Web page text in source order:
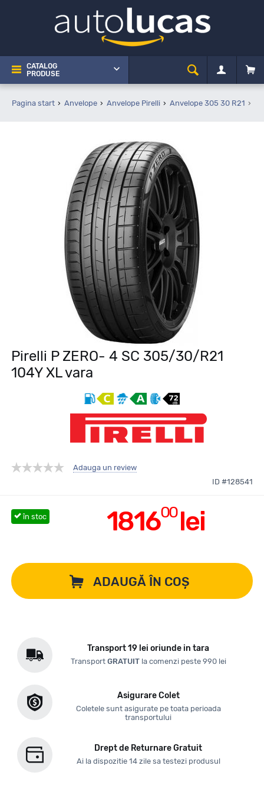
CATALOG
PRODUSE
Pagina start Anvelope Anvelope Pirelli Anvelope 305 30 R21
Pirelli P ZERO- 4 SC 305/30/R21
104Y XL vara
Adauga un review
ID #128541
181600lei
în stoc
ADAUGĂ ÎN COȘ
Transport 19 lei oriunde in tara
Transport GRATUITla comenzi peste 990 lei
Asigurare Colet
Coletele sunt asigurate pe toata perioada
transportului
Drept de Returnare Gratuit
Ai la dispozitie 14 zile sa testezi produsul